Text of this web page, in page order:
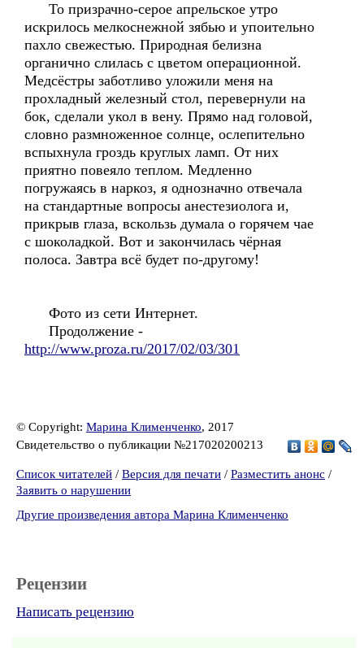
То призрачно-серое апрельское утро
искрилось мелкоснежной зябью и упоительно
пахло свежестью. Природная белизна
органично слилась с цветом операционной.
Медсёстры заботливо уложили меня на
прохладный железный стол, перевернули на
бок, сделали укол в вену. Прямо над головой,
словно размноженное солнце, ослепительно
вспыхнула гроздь круглых ламп. От них
приятно повеяло теплом. Медленно
погружаясь в наркоз, я однозначно отвечала
на стандартные вопросы анестезиолога и,
прикрыв глаза, вскользь думала о горячем чае
с шоколадкой. Вот и закончилась чёрная
полоса. Завтра всё будет по-другому!
Фото из сети Интернет.
Продолжение -
http://www.proza.ru/2017/02/03/301
© Copyright: Марина Клименченко, 2017
Свидетельство о публикации №217020200213
Список читателей / Версия для печати / Разместить анонс /
Заявить о нарушении
Другие произведения автора Марина Клименченко
Рецензии
Написать рецензию